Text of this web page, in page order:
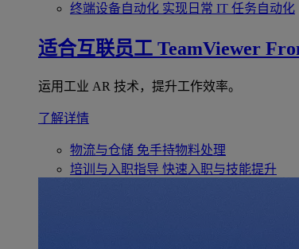
终端设备自动化 实现日常 IT 任务自动化
适合互联员工 TeamViewer
运用工业 AR 技术，提升工作效率。
了解详情
物流与仓储 免手持物料处理
培训与入职指导 快速入职与技能提升